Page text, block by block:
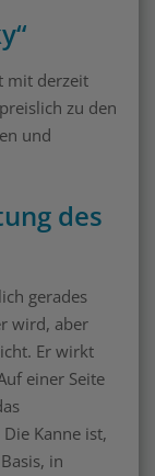
mit derzeit
zu den
und
des
gerades
wird, aber
Er wirkt
einer Seite
Kanne ist,
in